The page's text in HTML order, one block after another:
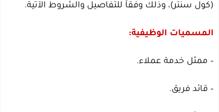
(كول سنتر)، وذلك وفقاً للتفاصيل والشروط الآتية.
المسميات الوظيفية:
– ممثل خدمة عملاء.
– قائد فريق.